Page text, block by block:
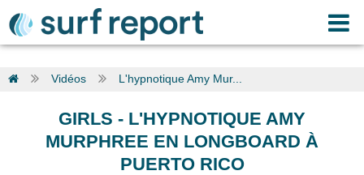
Vidéos L'hypnotique Amy Mur...
GIRLS - L'HYPNOTIQUE AMY
MURPHREE EN LONGBOARD À
PUERTO RICO